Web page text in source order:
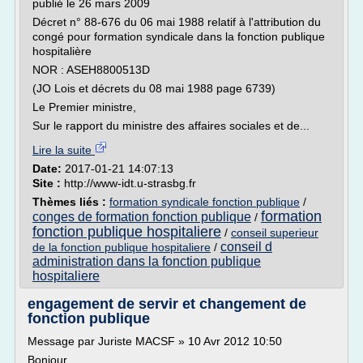
publié le 26 mars 2009
Décret n° 88-676 du 06 mai 1988 relatif à l'attribution du
congé pour formation syndicale dans la fonction publique
hospitalière
NOR : ASEH8800513D
(JO Lois et décrets du 08 mai 1988 page 6739)
Le Premier ministre,
Sur le rapport du ministre des affaires sociales et de...
Lire la suite
Date: 2017-01-21 14:07:13
Site : http://www-idt.u-strasbg.fr
Thèmes liés : formation syndicale fonction publique /
conges de formation fonction publique / formation
fonction publique hospitaliere / conseil superieur
de la fonction publique hospitaliere / conseil d
administration dans la fonction publique
hospitaliere
engagement de servir et changement de
fonction publique
Message par Juriste MACSF » 10 Avr 2012 10:50
Bonjour,